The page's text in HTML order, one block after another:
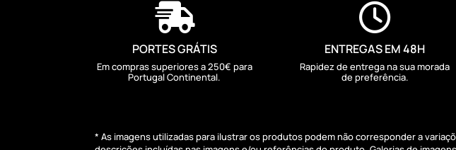

PORTES GRÁTIS
Em compras superiores a 250€ para
Portugal Continental.

ENTREGAS EM 48H
Rapidez de entrega na sua morada
de preferência.
* As imagens utilizadas para ilustrar os produtos podem não corresponder a